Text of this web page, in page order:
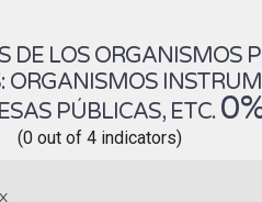
DE LOS ORGANISMOS
ORGANISMOS
PÚBLICAS, ETC.
(0 out of 4 indicators)